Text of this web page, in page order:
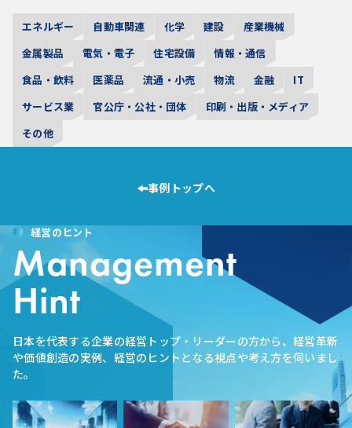
エネルギー 自動車関連 化学 建設
産業機械
金属製品
電気・電子 住宅設備
情報・通信
食品・飲料
医薬品 流通・小売 物流 金融
IT
サービス業
官公庁・公社・団体
印刷・出版・メディア
その他
事例トップへ
経営のヒント
Management
Hint
日本を代表する企業の経営トップ・リーダーの方から、経営革新
や価値創造の実例、経営のヒントとなる視点や考え方を伺いまし
た。